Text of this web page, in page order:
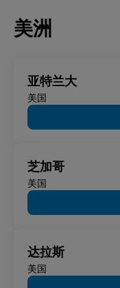
美洲
亚特兰大
美国
芝加哥
美国
达拉斯
美国